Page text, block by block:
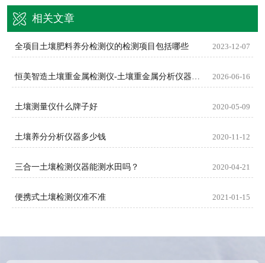
相关文章
全项目土壤肥料养分检测仪的检测项目包括哪些 2023-12-07
2026-06-16
土壤测量仪什么牌子好 2020-05-09
土壤养分分析仪器多少钱 2020-11-12
三合一土壤检测仪器能测水田吗？ 2020-04-21
便携式土壤检测仪准不准 2021-01-15